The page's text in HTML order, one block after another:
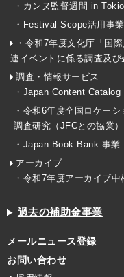
・カンヌ監督週間 in Tokio
・Festival Scope活用事業
・令和7年度文化庁「国
連イベントに係る調査及び
調査・情報サービス
・Japan Content Catalog
・令和6年度全国ロケー
調査研究（JFCとの協業）
・Japan Book Bank 事業
アーカイブ
・令和7年度アーカイブ
過去の補助金事業
メールニュース登録
お問い合わせ